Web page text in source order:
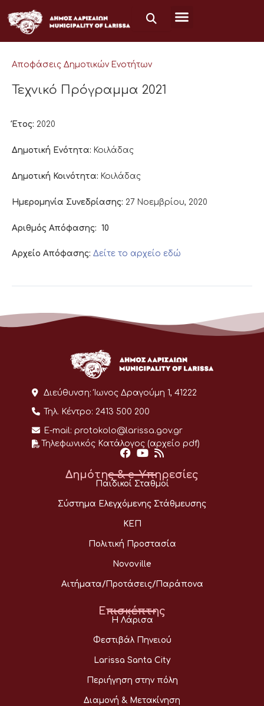
στο
περιεχόμενο
Αποφάσεις Δημοτικών Ενοτήτων
Τεχνικό Πρόγραμμα 2021
Έτος: 2020
Δημοτική Ενότητα: Κοιλάδας
Δημοτική Κοινότητα: Κοιλάδας
Ημερομηνία Συνεδρίασης: 27 Νοεμβρίου, 2020
Αριθμός Απόφασης: 10
Αρχείο Απόφασης: Δείτε το αρχείο εδώ
Διεύθυνση: Ίωνος Δραγούμη 1, 41222
Τηλ. Κέντρο: 2413 500 200
E-mail: protokolo@larissa.gov.gr
Τηλεφωνικός Κατάλογος (αρχείο pdf)
Δημότης & e-Υπηρεσίες
Παιδικοί Σταθμοί
Σύστημα Ελεγχόμενης Στάθμευσης
ΚΕΠ
Πολιτική Προστασία
Novoville
Αιτήματα/Προτάσεις/Παράπονα
Επισκέπτης
Η Λάρισα
Φεστιβάλ Πηνειού
Larissa Santa City
Περιήγηση στην πόλη
Διαμονή & Μετακίνηση